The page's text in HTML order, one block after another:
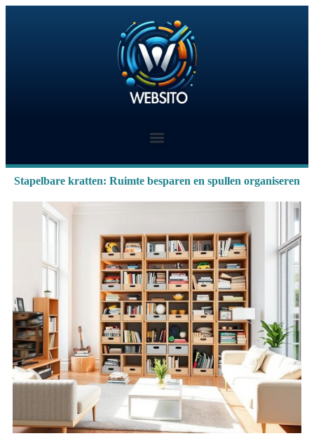
Stapelbare kratten: Ruimte besparen en spullen organiseren